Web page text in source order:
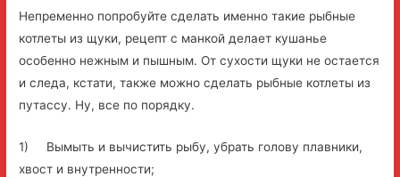
Непременно попробуйте сделать именно такие рыбные
котлеты из щуки, рецепт с манкой делает кушанье
особенно нежным и пышным. От сухости щуки не остается
и следа, кстати, также можно сделать рыбные котлеты из
путассу. Ну, все по порядку.
1) Вымыть и вычистить рыбу, убрать голову плавники,
хвост и внутренности;